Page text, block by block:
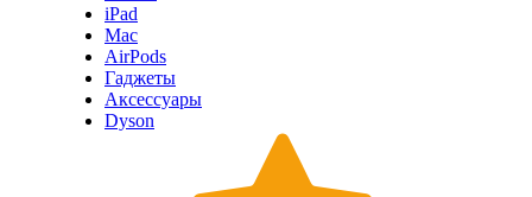
iPad
Mac
AirPods
Гаджеты
Аксессуары
Dyson